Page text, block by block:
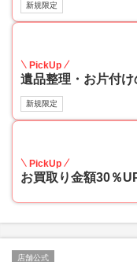
新規限定
PickUp
遺品整理・お片付
新規限定
PickUp
お買取り金額30％
店舗公式